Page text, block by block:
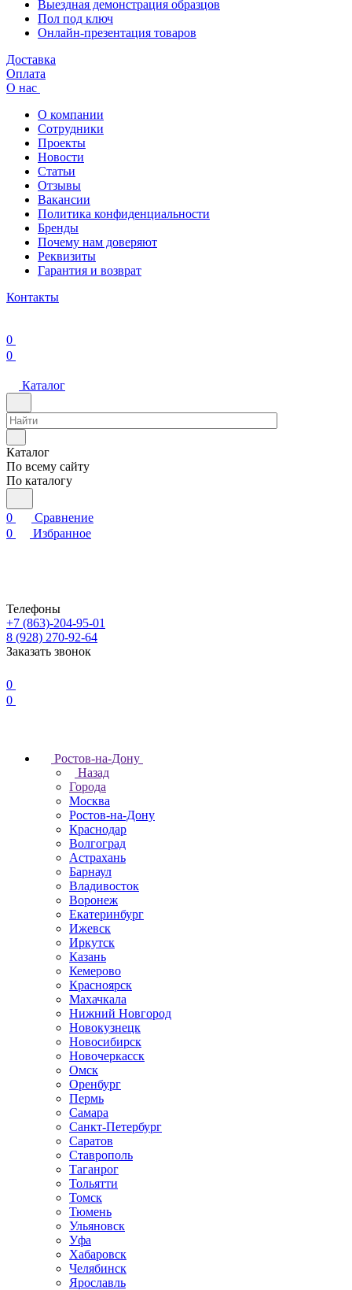
Выездная демонстрация образцов
Пол под ключ
Онлайн-презентация товаров
Доставка
Оплата
О нас
О компании
Сотрудники
Проекты
Новости
Статьи
Отзывы
Вакансии
Политика конфиденциальности
Бренды
Почему нам доверяют
Реквизиты
Гарантия и возврат
Контакты
0
0
Каталог
Каталог
По всему сайту
По каталогу
0
Сравнение
0
Избранное
Телефоны
+7 (863)-204-95-01
8 (928) 270-92-64
Заказать звонок
0
0
Ростов-на-Дону
Назад
Города
Москва
Ростов-на-Дону
Краснодар
Волгоград
Астрахань
Барнаул
Владивосток
Воронеж
Екатеринбург
Ижевск
Иркутск
Казань
Кемерово
Красноярск
Махачкала
Нижний Новгород
Новокузнецк
Новосибирск
Новочеркаcск
Омск
Оренбург
Пермь
Самара
Санкт-Петербург
Саратов
Ставрополь
Таганрог
Тольятти
Томск
Тюмень
Ульяновск
Уфа
Хабаровск
Челябинск
Ярославль